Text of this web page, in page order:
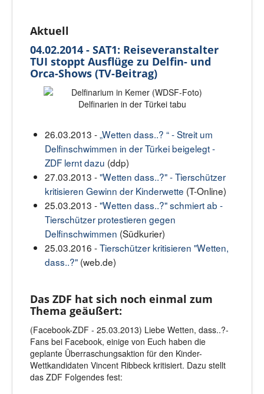
Aktuell
04.02.2014 - SAT1: Reiseveranstalter
TUI stoppt Ausflüge zu Delfin- und
Orca-Shows (TV-Beitrag)
Delfinarien in der Türkei tabu
26.03.2013 -„Wetten dass..? “ - Streit um
Delfinschwimmen in der Türkei beigelegt -
ZDF lernt dazu (ddp)
27.03.2013 -"Wetten dass..?" - Tierschützer
kritisieren Gewinn der Kinderwette (T-Online)
25.03.2013 -"Wetten dass..?" schmiert ab -
Tierschützer protestieren gegen
Delfinschwimmen (Südkurier)
25.03.2016 -Tierschützer kritisieren "Wetten,
dass..?" (web.de)
Das ZDF hat sich noch einmal zum
Thema geäußert:
(Facebook-ZDF - 25.03.2013) Liebe Wetten, dass..?-
Fans bei Facebook, einige von Euch haben die
geplante Überraschungsaktion für den Kinder-
Wettkandidaten Vincent Ribbeck kritisiert. Dazu stellt
das ZDF Folgendes fest: